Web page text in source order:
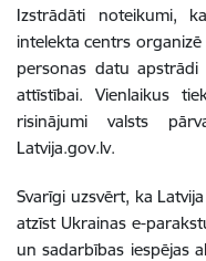
Izstrādāti noteikumi,
intelekta centrs
personas datu
attīstībai. Vienlaikus
risinājumi valsts
Latvija.gov.lv.
Svarīgi uzsvērt, ka
atzīst Ukrainas e-
un sadarbības iespējas